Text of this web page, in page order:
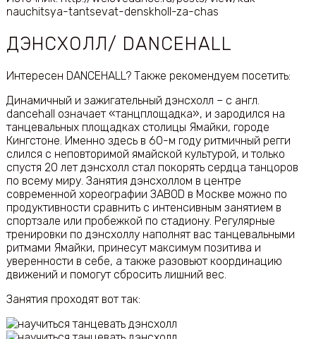
nauchitsya-tantsevat-denskholl-za-chas
ДЭНСХОЛЛ/ DANCEHALL
Интересен DANCEHALL? Также рекомендуем посетить:
Динамичный и зажигательный дэнсхолл – с англ.
dancehall означает «танцплощадка», и зародился на
танцевальных площадках столицы Ямайки, городе
Кингстоне. Именно здесь в 60-м году ритмичный регги
слился с неповторимой ямайской культурой, и только
спустя 20 лет дэнсхолл стал покорять сердца танцоров
по всему миру. Занятия дэнсхоллом в центре
современной хореографии ЗАВОD в Москве можно по
продуктивности сравнить с интенсивным занятием в
спортзале или пробежкой по стадиону. Регулярные
тренировки по дэнсхоллу наполнят вас танцевальными
ритмами Ямайки, принесут максимум позитива и
уверенности в себе, а также разовьют координацию
движений и помогут сбросить лишний вес.
Занятия проходят вот так: